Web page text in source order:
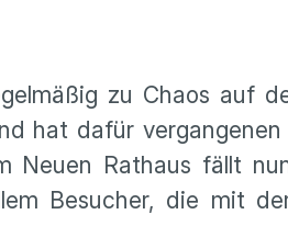
zu Chaos auf
hat dafür
Neuen Rathaus fällt
Besucher, die mit